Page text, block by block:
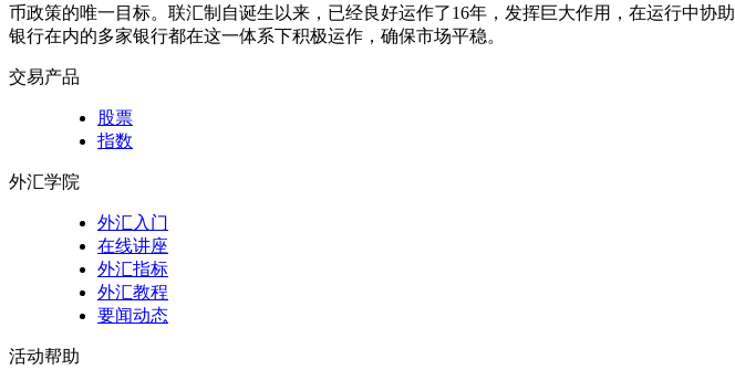
币政策的唯一目标。联汇制自诞生以来，已经良好运作了16年，发挥巨大作用，在运行中
银行在内的多家银行都在这一体系下积极运作，确保市场平稳。
交易产品
股票
指数
外汇学院
外汇入门
在线讲座
外汇指标
外汇教程
要闻动态
活动帮助